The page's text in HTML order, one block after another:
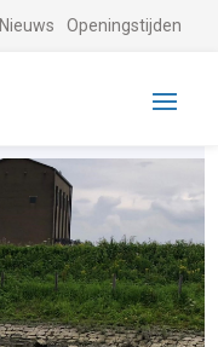
Nieuws Openingstijden